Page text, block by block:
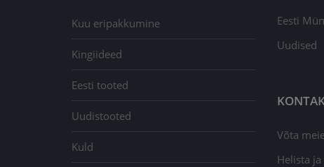
Kuu eripakkumine
Kingiideed
Eesti tooted
Uudistooted
Kuld
Eesti
Uudised
Võta
Helista